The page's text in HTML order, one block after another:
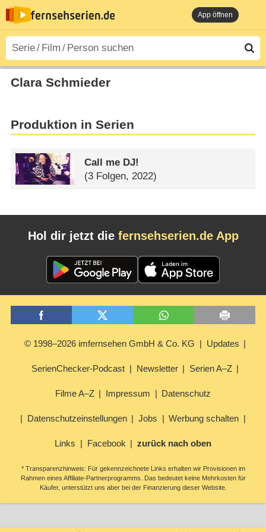
App öffnen
Clara Schmieder
Produktion in Serien
Call me DJ!
(3 Folgen, 2022)
Hol dir jetzt die fernsehserien.de App
© 1998–2026 imfernsehen GmbH & Co. KG Updates
SerienChecker-Podcast Newsletter Serien A–Z
Filme A–Z Impressum Datenschutz
Datenschutzeinstellungen Jobs Werbung schalten
Links Facebook zurück nach oben
* Transparenzhinweis: Für gekennzeichnete Links erhalten wir Provisionen im
Rahmen eines Affiliate-Partnerprogramms. Das bedeutet keine Mehrkosten für
Käufer, unterstützt uns aber bei der Finanzierung dieser Website.